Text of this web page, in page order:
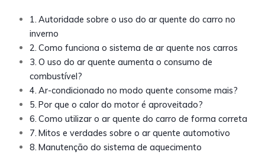
Autoridade sobre o uso do ar quente do carro no
inverno
Como funciona o sistema de ar quente nos carros
O uso do ar quente aumenta o consumo de
combustível?
Ar-condicionado no modo quente consome mais?
Por que o calor do motor é aproveitado?
Como utilizar o ar quente do carro de forma correta
Mitos e verdades sobre o ar quente automotivo
Manutenção do sistema de aquecimento